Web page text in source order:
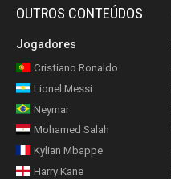
OUTROS CONTEÚDOS
Jogadores
Cristiano Ronaldo
Lionel Messi
Neymar
Mohamed Salah
Kylian Mbappe
Harry Kane